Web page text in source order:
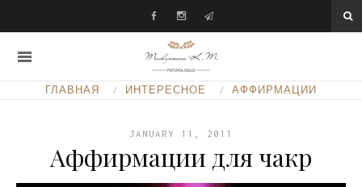
ГЛАВНАЯ ИНТЕРЕСНОЕ АФФИРМАЦИИ
JANUARY 11, 2011
Аффирмации для чакр